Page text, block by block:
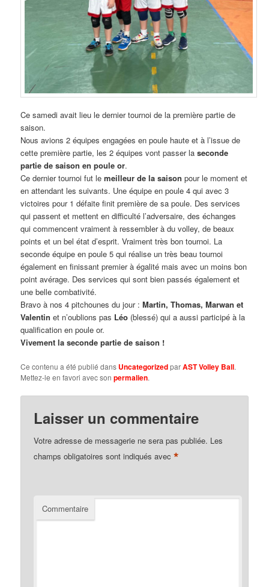
Ce samedi avait lieu le dernier tournoi de la première partie de
saison.
Nous avions 2 équipes engagées en poule haute et à l’issue de
cette première partie, les 2 équipes vont passer laseconde
partie de saison en poule or.
Ce dernier tournoi fut lemeilleur de la saison pour le moment et
en attendant les suivants. Une équipe en poule 4 qui avec 3
victoires pour 1 défaite finit première de sa poule. Des services
qui passent et mettent en difficulté l’adversaire, des échanges
qui commencent vraiment à ressembler à du volley, de beaux
points et un bel état d’esprit. Vraiment très bon tournoi. La
seconde équipe en poule 5 qui réalise un très beau tournoi
également en finissant premier à égalité mais avec un moins bon
point avérage. Des services qui sont bien passés également et
une belle combativité.
Bravo à nos 4 pitchounes du jour :Martin, Thomas, Marwan et
Valentinet n’oublions pas Léo (blessé) qui a aussi participé à la
qualification en poule or.
Vivement la seconde partie de saison !
Ce contenu a été publié dans UncategorizedparAST Volley Ball.
Mettez-le en favori avec sonpermalien.
Laisser un commentaire
Votre adresse de messagerie ne sera pas publiée. Les
champs obligatoires sont indiqués avec*
Commentaire